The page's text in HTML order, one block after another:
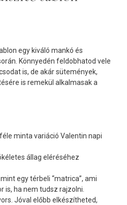
egy kiváló mankó és
Könnyedén feldobhatod vele
is, de akár sütemények,
is remekül alkalmasak a
minta variáció Valentin napi
állag eléréséhez
egy térbeli “matrica”, ami
is, ha nem tudsz rajzolni.
Jóval előbb elkészítheted,